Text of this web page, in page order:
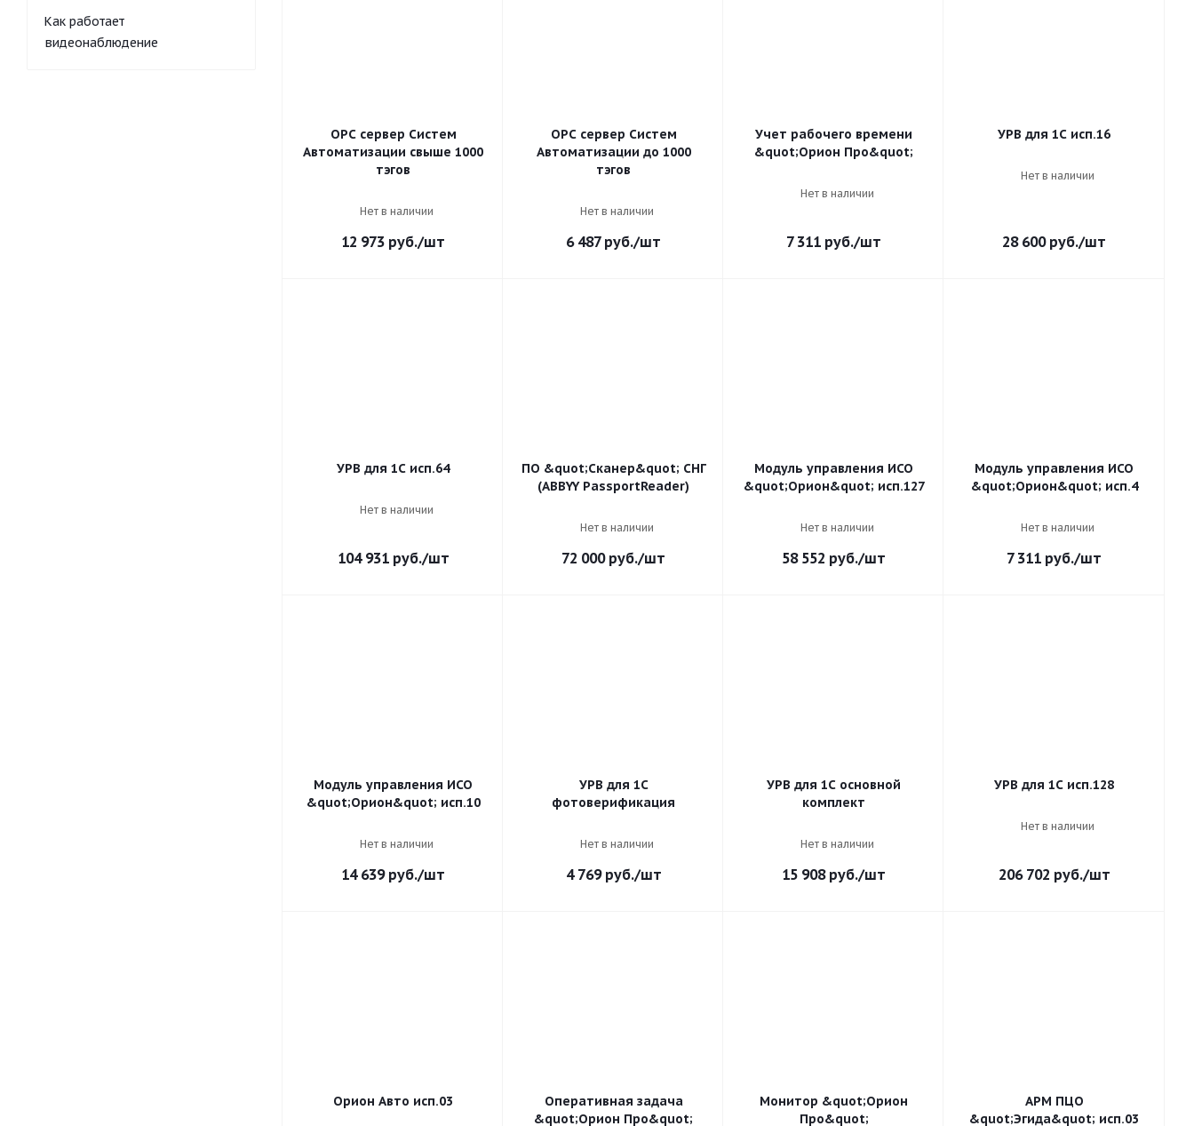
OPC сервер Систем
Автоматизации свыше 1000
тэгов
Нет в наличии
12 973 руб./шт
OPC сервер Систем
Автоматизации до 1000
тэгов
Нет в наличии
6 487руб./шт
Учет рабочего времени
&quot;Орион Про&quot;
Нет в наличии
7 311 руб./шт
УРВ для 1С исп.16
Нет в наличии
28 600руб./шт
УРВ для 1С исп.64
Нет в наличии
104 931руб./шт
ПО &quot;Сканер&quot; СНГ
(ABBYY PassportReader)
Нет в наличии
72 000руб./шт
Модуль управления ИСО
&quot;Орион&quot; исп.127
Нет в наличии
58 552 руб./шт
Модуль управления ИСО
&quot;Орион&quot; исп.4
Нет в наличии
7 311 руб./шт
Модуль управления ИСО
&quot;Орион&quot; исп.10
Нет в наличии
14 639руб./шт
УРВ для 1С
фотоверификация
Нет в наличии
4 769руб./шт
УРВ для 1С основной
комплект
Нет в наличии
15 908руб./шт
УРВ для 1С исп.128
Нет в наличии
206 702 руб./шт
Орион Авто исп.03
Оперативная задача
&quot;Орион Про&quot;
Монитор &quot;Орион
Про&quot;
АРМ ПЦО
&quot;Эгида&quot; исп.03
Как работает
видеонаблюдение